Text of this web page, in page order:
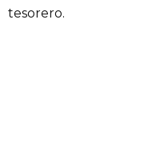
tesorero.